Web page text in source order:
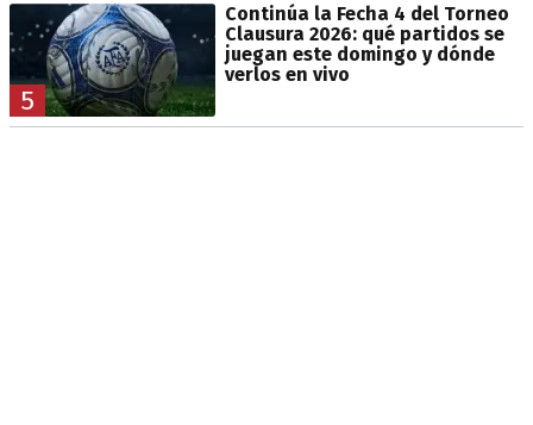
5
Continúa la Fecha 4 del Torneo
Clausura 2026: qué partidos se
juegan este domingo y dónde
verlos en vivo